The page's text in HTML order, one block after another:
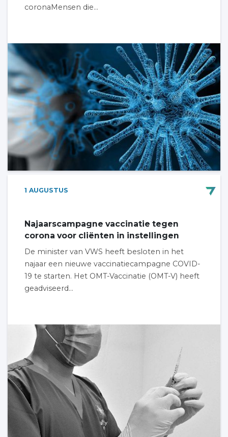
coronaMensen die...
1 AUGUSTUS
Najaarscampagne vaccinatie tegen
corona voor cliënten in instellingen
De minister van VWS heeft besloten in het
najaar een nieuwe vaccinatiecampagne COVID-
19 te starten. Het OMT-Vaccinatie (OMT-V) heeft
geadviseerd...